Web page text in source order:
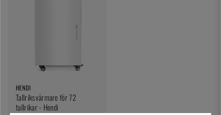
HENDI
Tallriksvärmare för 72
tallrikar - Hendi